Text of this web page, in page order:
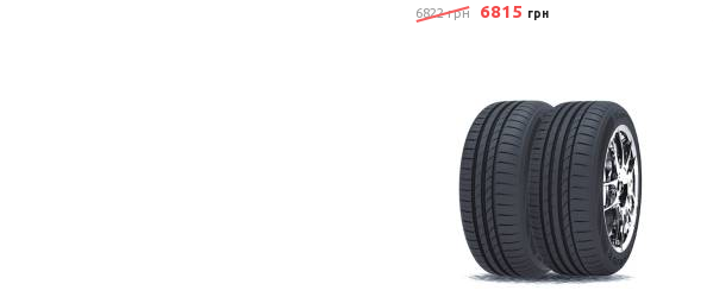
6822 грн 6815 грн